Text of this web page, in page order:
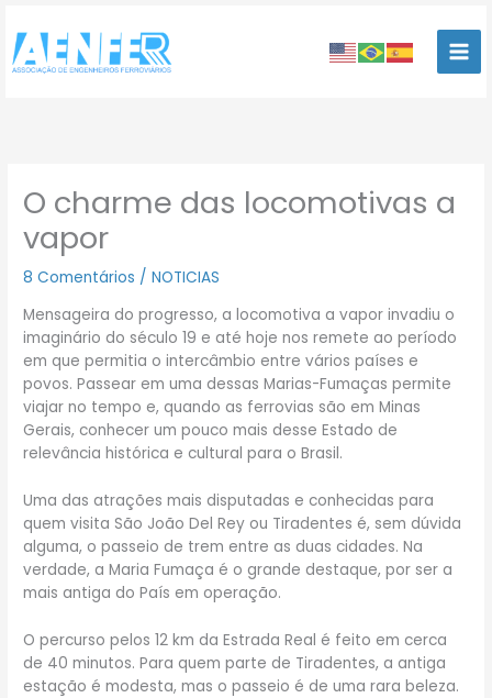
para
conteúdo
O charme das locomotivas a
vapor
8 Comentários /NOTICIAS
Mensageira do progresso, a locomotiva a vapor invadiu o
imaginário do século 19 e até hoje nos remete ao período
em que permitia o intercâmbio entre vários países e
povos. Passear em uma dessas Marias-Fumaças permite
viajar no tempo e, quando as ferrovias são em Minas
Gerais, conhecer um pouco mais desse Estado de
relevância histórica e cultural para o Brasil.
Uma das atrações mais disputadas e conhecidas para
quem visita São João Del Rey ou Tiradentes é, sem dúvida
alguma, o passeio de trem entre as duas cidades. Na
verdade, a Maria Fumaça é o grande destaque, por ser a
mais antiga do País em operação.
O percurso pelos 12 km da Estrada Real é feito em cerca
de 40 minutos. Para quem parte de Tiradentes, a antiga
estação é modesta, mas o passeio é de uma rara beleza.